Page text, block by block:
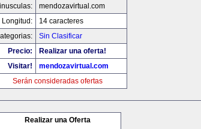
mendozavirtual.com
Longitud:
14 caracteres
Sin Clasificar
Precio:
Realizar una oferta!
Visitar!
mendozavirtual.com
Serán consideradas ofertas
Realizar una Oferta